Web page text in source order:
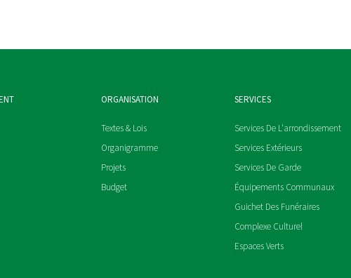
ORGANISATION
Textes & Lois
Organigramme
Projets
Budget
SERVICES
Services De L'arrondissement
Services Extérieurs
Services De Garde
Équipements Communaux
Guichet Des Funéraires
Complexe Culturel
Espaces Verts